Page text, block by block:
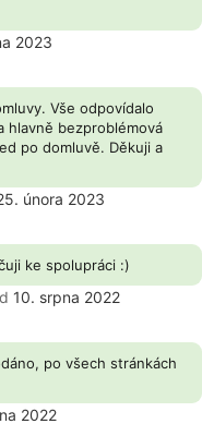
2023
Vše odpovídalo
hlavně bezproblémová
po domluvě. Děkuji a
února 2023
ke spolupráci :)
10. srpna 2022
po všech stránkách
2022